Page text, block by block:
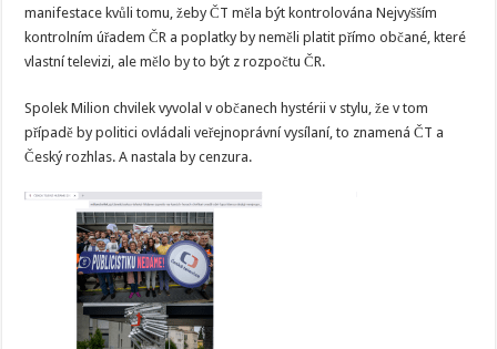
manifestace kvůli tomu, žeby ČT měla být kontrolována Nejvyšším
kontrolním úřadem ČR a poplatky by neměli platit přímo občané, které
vlastní televizi, ale mělo by to být z rozpočtu ČR.
Spolek Milion chvilek vyvolal v občanech hystérii v stylu, že v tom
případě by politici ovládali veřejnoprávní vysílaní, to znamená ČT a
Český rozhlas. A nastala by cenzura.